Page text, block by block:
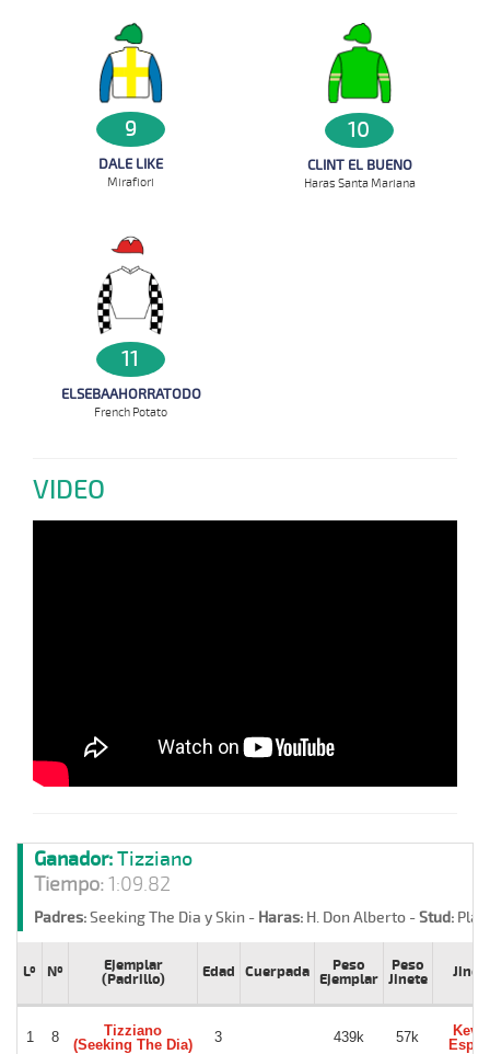
9
DALE LIKE
Mirafiori
10
CLINT EL BUENO
Haras Santa Mariana
11
ELSEBAAHORRATODO
French Potato
VIDEO
Ganador:Tizziano
Tiempo:1:09.82
Padres:Seeking The Dia y Skin - Haras: H. Don Alberto -Stud:
Lº Nº
Ejemplar
(Padrillo)
Edad Cuerpada
Peso
Ejemplar
Peso
Jinete
1 8
Tizziano
(Seeking The Dia)
3 439k 57k
Kevin